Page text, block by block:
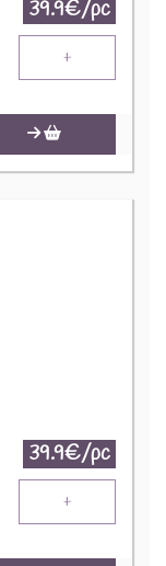
39.9€/pc
+
39.9€/pc
+